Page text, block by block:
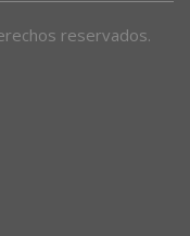
reservados.